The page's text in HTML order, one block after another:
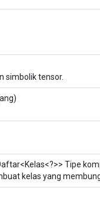
simbolik tensor.
Tipe
kelas yang